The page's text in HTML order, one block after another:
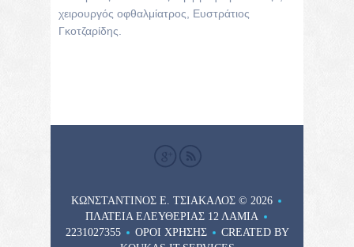
χειρουργός οφθαλμίατρος, Ευστράτιος
Γκοτζαρίδης.
ΚΩΝΣΤΑΝΤΙΝΟΣ Ε. ΤΣΙΑΚΑΛΟΣ © 2026
ΠΛΑΤΕΊΑ ΕΛΕΥΘΕΡΊΑΣ 12 ΛΑΜΊΑ
2231027355
ΌΡΟΙ ΧΡΉΣΗΣ
CREATED BY